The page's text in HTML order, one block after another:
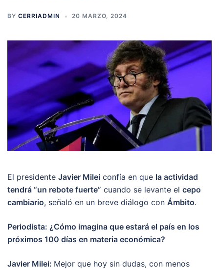
BY CERRIADMIN 20 MARZO, 2024
El presidente Javier Milei confía en que la actividad
tendrá “un rebote fuerte” cuando se levante el cepo
cambiario, señaló en un breve diálogo con Ámbito.
Periodista: ¿Cómo imagina que estará el país en los
próximos 100 días en materia económica?
Javier Milei: Mejor que hoy sin dudas, con menos